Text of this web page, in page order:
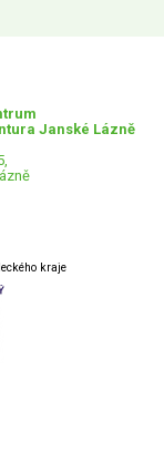
Janské Lázně
kraje